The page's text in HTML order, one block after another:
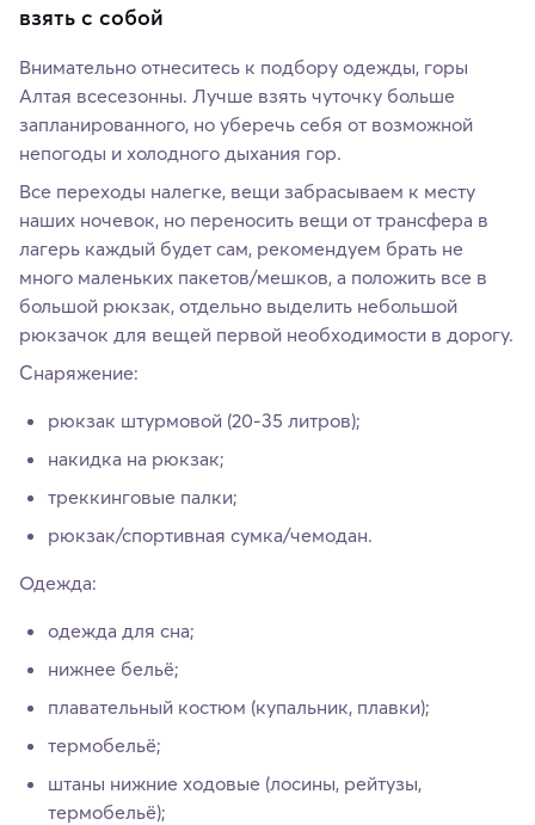
взять с собой
Внимательно отнеситесь к подбору одежды, горы
Алтая всесезонны. Лучше взять чуточку больше
запланированного, но уберечь себя от возможной
непогоды и холодного дыхания гор.
Все переходы налегке, вещи забрасываем к месту
наших ночевок, но переносить вещи от трансфера в
лагерь каждый будет сам, рекомендуем брать не
много маленьких пакетов/мешков, а положить все в
большой рюкзак, отдельно выделить небольшой
рюкзачок для вещей первой необходимости в дорогу.
Снаряжение:
рюкзак штурмовой (20-35 литров);
накидка на рюкзак;
треккинговые палки;
рюкзак/спортивная сумка/чемодан.
Одежда:
одежда для сна;
нижнее бельё;
плавательный костюм (купальник, плавки);
термобельё;
штаны нижние ходовые (лосины, рейтузы,
термобельё);